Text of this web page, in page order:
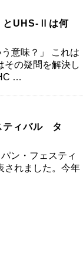
とUHS-Ⅱは何
意味？」 これは
その疑問を解決し
…
ティバル タ
ン・フェスティ
されました。今年